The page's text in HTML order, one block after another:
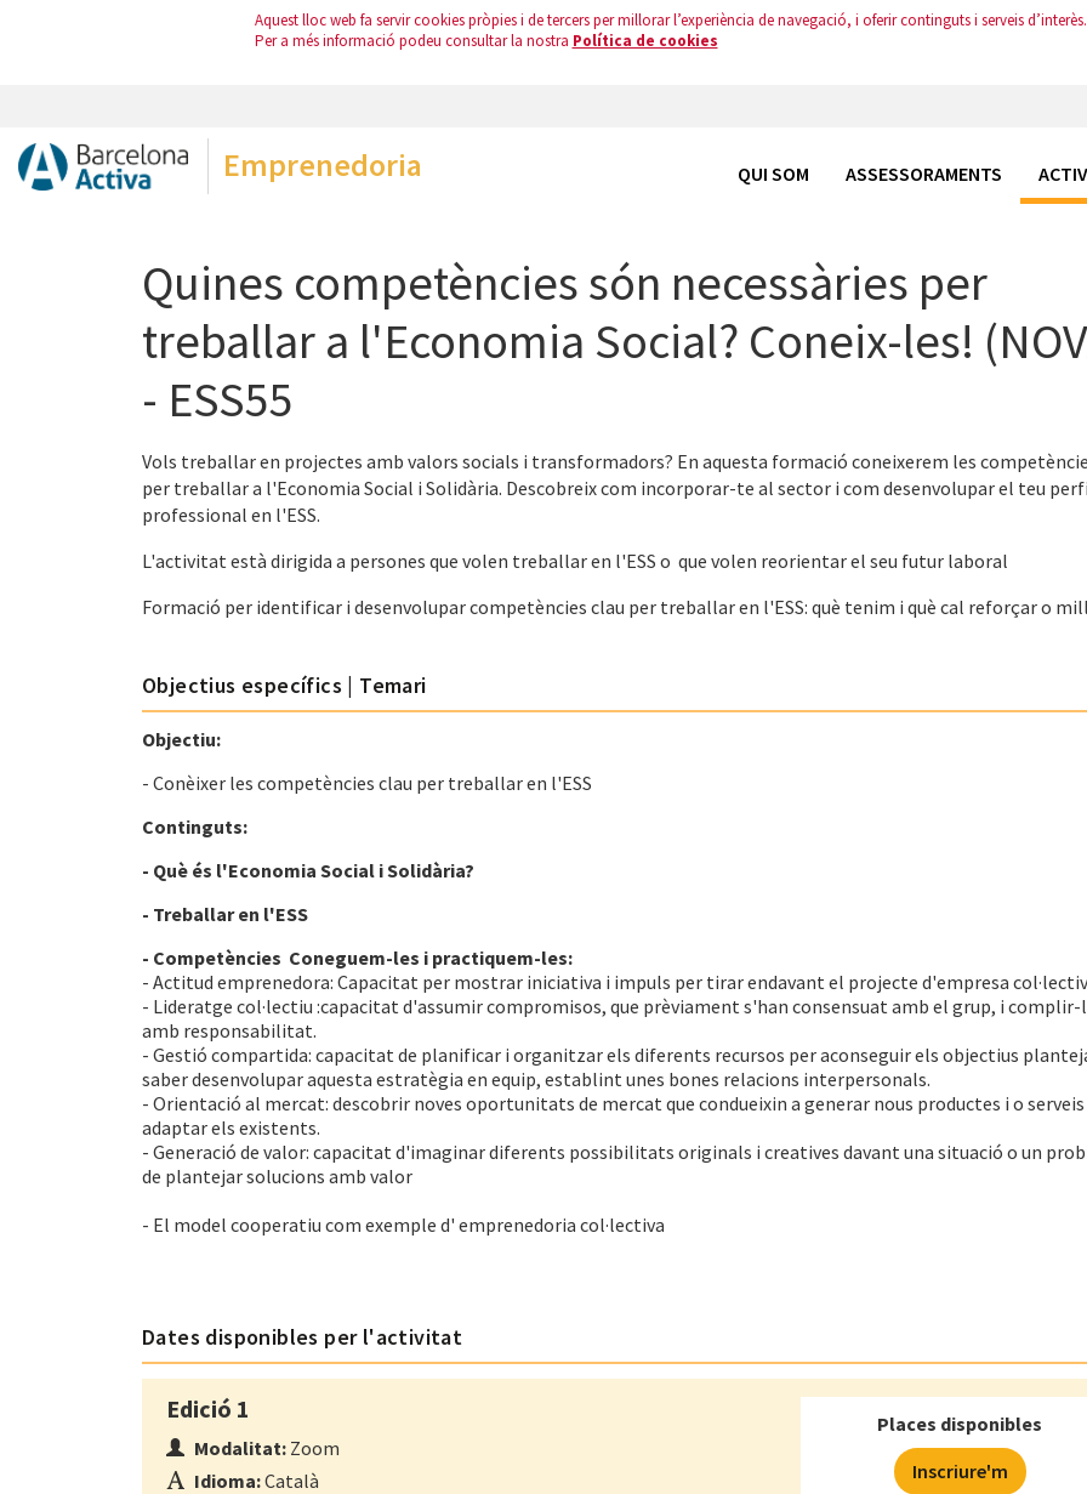
Aquest lloc web fa servir cookies pròpies i de tercers per millorar l’experiència de navegació, i oferir continguts i serveis d’interès.
Per a més informació podeu consultar la nostra Política de cookies
Emprenedoria QUI SOM ASSESSORAMENTS
Quines competències són necessàries per
treballar a l'Economia Social? Coneix-les!
- ESS55
Vols treballar en projectes amb valors socials i transformadors? En aquesta formació coneixerem les
per treballar a l'Economia Social i Solidària. Descobreix com incorporar-te al sector i com desenvolupar el teu
professional en l'ESS.
L'activitat està dirigida a persones que volen treballar en l'ESS o que volen reorientar el seu futur laboral
Formació per identificar i desenvolupar competències clau per treballar en l'ESS: què tenim i què cal reforçar o
Objectius específics | Temari
Objectiu:
- Conèixer les competències clau per treballar en l'ESS
Continguts:
- Què és l'Economia Social i Solidària?
- Treballar en l'ESS
- Competències Coneguem-les i practiquem-les:
- Actitud emprenedora: Capacitat per mostrar iniciativa i impuls per tirar endavant el projecte d'empresa
- Lideratge col·lectiu :capacitat d'assumir compromisos, que prèviament s'han consensuat amb el grup, i complir-
amb responsabilitat.
- Gestió compartida: capacitat de planificar i organitzar els diferents recursos per aconseguir els objectius
saber desenvolupar aquesta estratègia en equip, establint unes bones relacions interpersonals.
- Orientació al mercat: descobrir noves oportunitats de mercat que condueixin a generar nous productes i o serveis
adaptar els existents.
- Generació de valor: capacitat d'imaginar diferents possibilitats originals i creatives davant una situació o un
de plantejar solucions amb valor
- El model cooperatiu com exemple d' emprenedoria col·lectiva
Dates disponibles per l'activitat
Edició 1
Modalitat: Zoom
Idioma:Català
Places disponibles
Inscriure'm